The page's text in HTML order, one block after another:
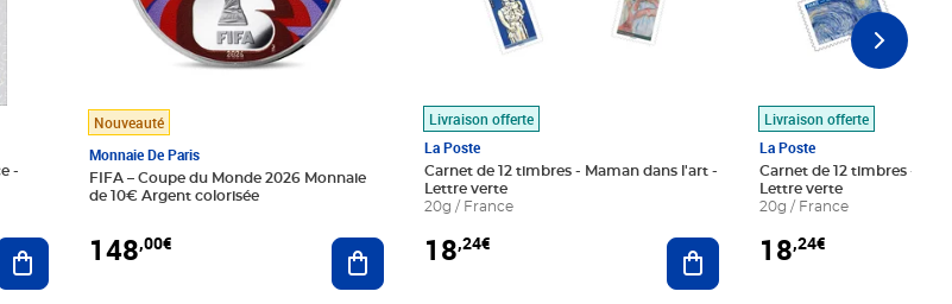
-
Ajouter au panier
Nouveauté
Monnaie De Paris
FIFA – Coupe du Monde 2026 Monnaie
de 10€ Argent colorisée
148,00€ Ajouter au panier
Livraison offerte
La Poste
Carnet de 12 timbres - Maman dans l'art -
Lettre verte
20g / France
18,24€ Ajouter au panier
Livraison offerte
La Poste
Carnet de 12 timbres - Le
Lettre verte
20g / France
18,24€